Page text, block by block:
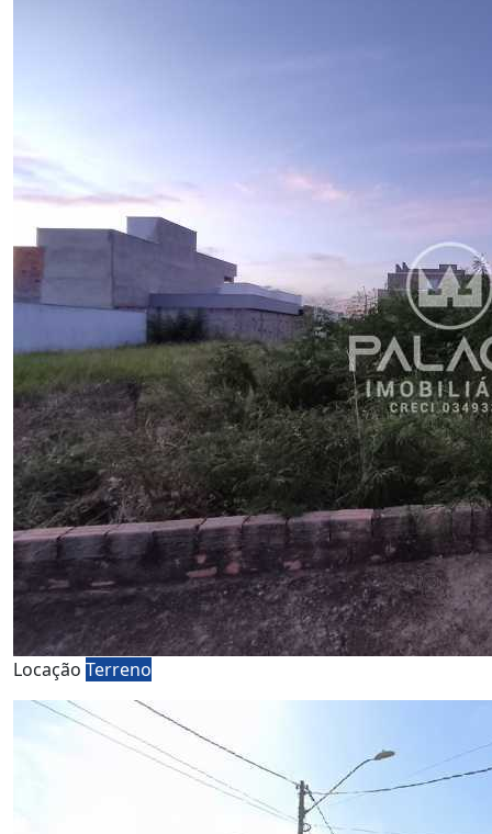
Locação Terreno